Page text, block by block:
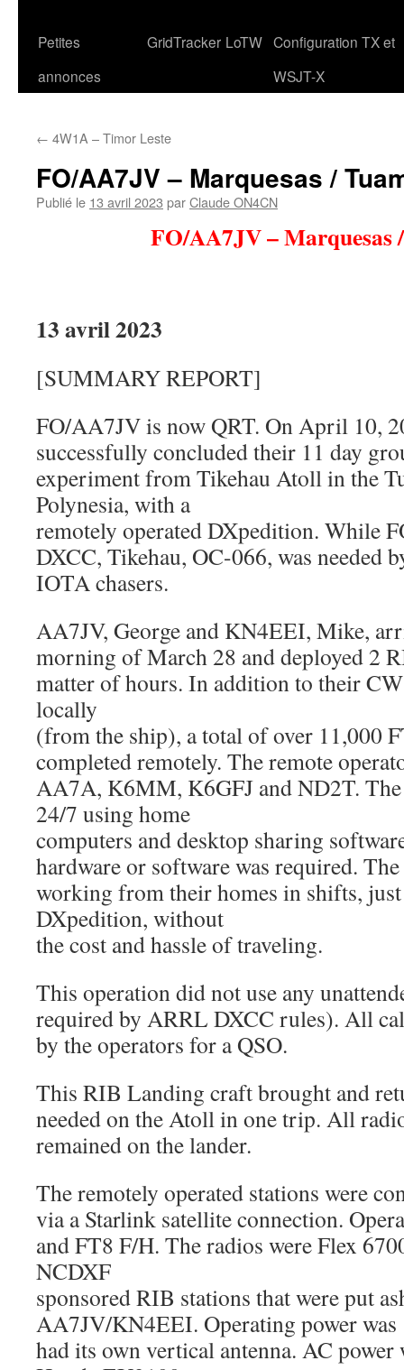
Petites
annonces
GridTracker LoTW Configuration TX et
WSJT-X
← 4W1A – Timor Leste
FO/AA7JV – Marquesas /
Publié le 13 avril 2023 parClaude ON4CN
FO/AA7JV – Marquesas
13 avril 2023
[SUMMARY REPORT]
FO/AA7JV is now QRT. On April 10,
successfully concluded their 11 day
experiment from Tikehau Atoll in the
Polynesia, with a
remotely operated DXpedition. While
DXCC, Tikehau, OC-066, was needed
IOTA chasers.
AA7JV, George and KN4EEI, Mike,
morning of March 28 and deployed 2
matter of hours. In addition to their
locally
(from the ship), a total of over 11,000
completed remotely. The remote
AA7A, K6MM, K6GFJ and ND2T. The
24/7 using home
computers and desktop sharing
hardware or software was required.
working from their homes in shifts,
DXpedition, without
the cost and hassle of traveling.
This operation did not use any
required by ARRL DXCC rules). All
by the operators for a QSO.
This RIB Landing craft brought and
needed on the Atoll in one trip. All
remained on the lander.
The remotely operated stations were
via a Starlink satellite connection.
and FT8 F/H. The radios were Flex
NCDXF
sponsored RIB stations that were put
AA7JV/KN4EEI. Operating power was
had its own vertical antenna. AC power